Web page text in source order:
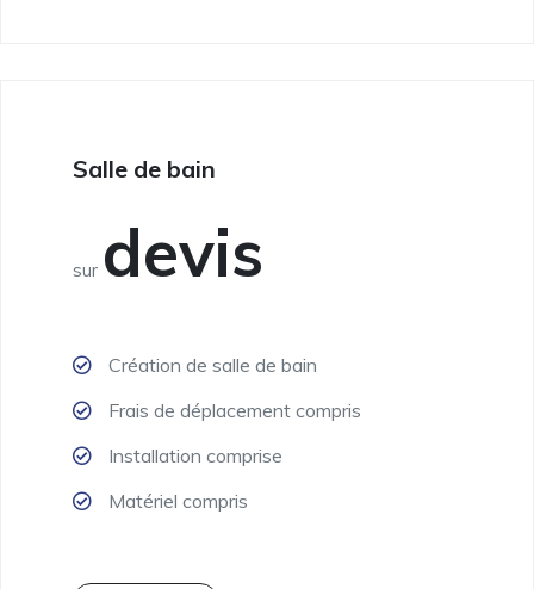
Salle de bain
sur devis
Création de salle de bain
Frais de déplacement compris
Installation comprise
Matériel compris